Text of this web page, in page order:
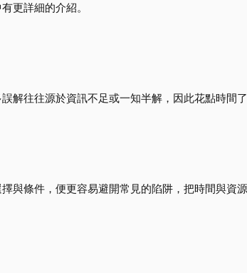
有更詳細的介紹。
解往往源於資訊不足或一知半解，因此花點時間
與條件，便更容易避開常見的陷阱，把時間與資